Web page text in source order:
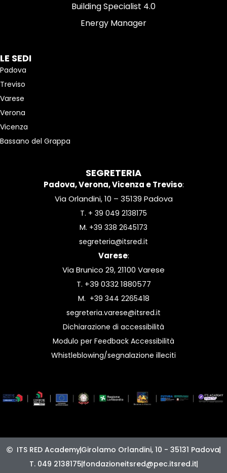
Building Specialist 4.0
Energy Manager
LE SEDI
Padova
Treviso
Varese
Verona
Vicenza
Bassano del Grappa
SEGRETERIA
Padova, Verona, Vicenza e Treviso:
Via Orlandini, 10 – 35139 Padova
T. + 39 049 2138175
M. +39 338 2645173
segreteria@itsred.it
Varese:
Via Brunico 29, 21100 Varese
T. +39 0332 1880577
M. +39 344 2265418
segreteria.varese@itsred.it
Dichiarazione di accessibilità
Modulo per Feedback Accessibilità
Whistleblowing/segnalazione illeciti
ITS RED AcademyGirolamo Orlandini, 10 - 35131 Padova
T. 049 2138175 fondazioneitsred@pec.itsred.it